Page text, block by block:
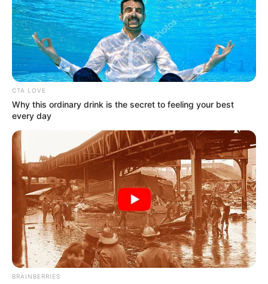
Home > ACE > ACS > Curso Técnico > Notícia >
Saúde com
Agente: confira o atual Manual do Estudante do Curso Técnico!
Saúde com Agente: confira o
atual Manual do Estudante do
Curso Técnico!
06:30 ACE,ACS, Curso Técnico,Notícia
Confira o manual do Curso Técnico em
CTA LOVE
Why this ordinary drink is the secret to feeling your best
every day
BRAINBERRIES